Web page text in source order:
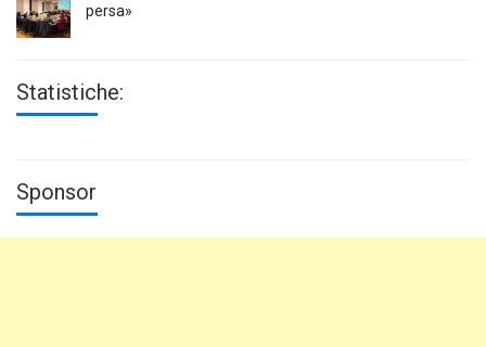
persa»
Statistiche:
Sponsor